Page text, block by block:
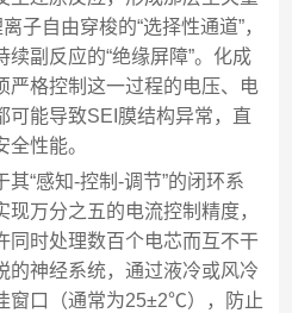
子自由穿梭的“选择性通道”，
副反应的“绝缘屏障”。化成
严格控制这一过程的电压、电
可能导致SEI膜结构异常，直
性能。
“感知-控制-调节”的闭环系
万分之五的电流控制精度，
同时处理数百个电芯而互不干
的神经系统，通过液冷或风冷
窗口（通常为25±2℃），防止